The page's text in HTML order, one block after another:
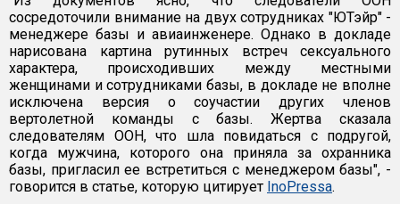
сосредоточили внимание на двух сотрудниках "ЮТэйр" -
менеджере базы и авиаинженере. Однако в докладе
нарисована картина рутинных встреч сексуального
характера, происходивших между местными
женщинами и сотрудниками базы, в докладе не вполне
исключена версия о соучастии других членов
вертолетной команды с базы. Жертва сказала
следователям ООН, что шла повидаться с подругой,
когда мужчина, которого она приняла за охранника
базы, пригласил ее встретиться с менеджером базы", -
говорится в статье, которую цитирует InoPressa.